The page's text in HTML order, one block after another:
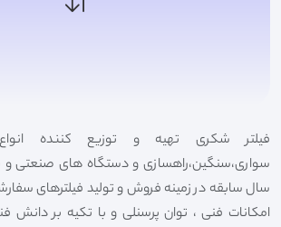
فیلتر شکری تهیه و توزیع کننده
سال سابقه در زمینه فروش و تولید فیلترهای
امکانات فنی ، توان پرسنلی و با تکیه بر دانش